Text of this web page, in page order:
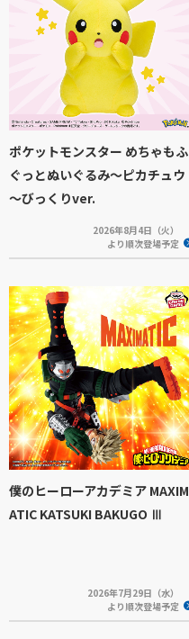
ポケットモンスター めちゃもふ
ぐっとぬいぐるみ～ピカチュウ
～びっくりver.
2026年8月4日（火）
より順次登場予定
僕のヒーローアカデミア MAXIM
ATIC KATSUKI BAKUGO Ⅲ
2026年7月29日（水）
より順次登場予定